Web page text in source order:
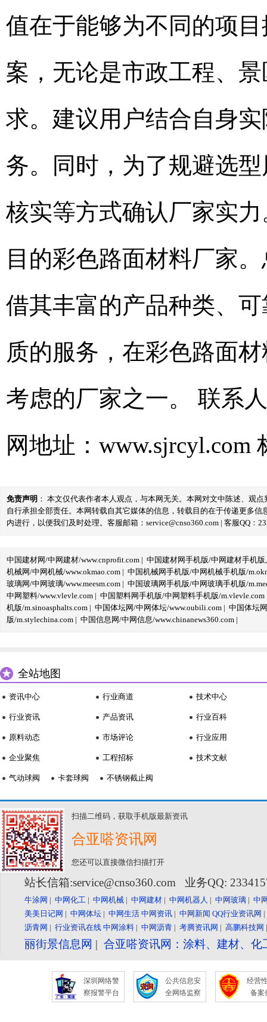
值在于能够为不同的项
案，无论是市政工程、
求。建议用户结合自身
务。同时，为了规避选
核实等方式确认厂家实
目的彩色路面材料厂家
借其丰富的产品种类、
质的服务，在彩色路面
考虑的厂家之一。 联系
网地址：www.sjrcyl.com
免责声明 ： 本文仅代表作者本人观点，与本网无关。本网对文中陈述、观
自行承担全部责任。本网转载自其它媒体的信息，转载目的在于传递更多
内进行，以便我们及时处理。客服邮箱：service@cnso360.com | 客服QQ：
中国建材网/中网建材/www.cnprofit.com | 中国建材网手机版/中网建材手机版
机械网/中网机械/www.okmao.com | 中国机械网手机版/中网机械手机版/
玻璃网/中网玻璃/www.meesm.com | 中国玻璃网手机版/中网玻璃手机版/
中网塑料/www.vlevle.com | 中国塑料网手机版/中网塑料手机版/m.vlevle.com
机版/m.sinoasphalts.com | 中国体坛网/中网体坛/www.oubili.com | 中国体坛
版/m.stylechina.com | 中国信息网/中网信息/www.chinanews360.com |
全站地图
资讯中心
行业资讯
原料动态
企业聚焦
行业商道
产品资讯
市场评论
工程招标
技术中心
行业百科
行业应用
技术文献
气动球阀 卡套球阀 不锈钢截止阀
扫描二维码，获取手机版最新资讯
合亚嗒资讯网
您还可以直接微信扫描打开
站长信箱:service@cnso360.com 业务QQ:
牛涂网 | 中网化工 | 中网机械 | 中网建材 | 中网机器人 | 中网玻璃 | 中
美美日记网 | 中网体坛 | 中网生活 中网资讯 | 中网新闻 QQ行业资讯网
沥青网 | 行业资讯在线 中网涂料 | 中网沥青 | 考腾资讯网 | 高鹏科技网
丽街景信息网 | 合亚嗒资讯网：涂料、建材、
深圳网络警
察报警平台
公共信息安
全网络监察
经营
备案